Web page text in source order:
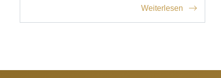
Weiterlesen